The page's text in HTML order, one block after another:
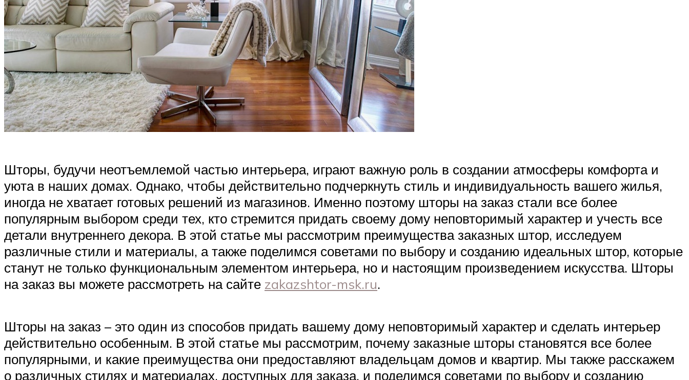
Шторы, будучи неотъемлемой частью интерьера, играют важную роль в создании атмосферы комфорта и
уюта в наших домах. Однако, чтобы действительно подчеркнуть стиль и индивидуальность вашего жилья,
иногда не хватает готовых решений из магазинов. Именно поэтому шторы на заказ стали все более
популярным выбором среди тех, кто стремится придать своему дому неповторимый характер и учесть все
детали внутреннего декора. В этой статье мы рассмотрим преимущества заказных штор, исследуем
различные стили и материалы, а также поделимся советами по выбору и созданию идеальных штор, которые
станут не только функциональным элементом интерьера, но и настоящим произведением искусства. Шторы
на заказ вы можете рассмотреть на сайте zakazshtor-msk.ru.
Шторы на заказ – это один из способов придать вашему дому неповторимый характер и сделать интерьер
действительно особенным. В этой статье мы рассмотрим, почему заказные шторы становятся все более
популярными, и какие преимущества они предоставляют владельцам домов и квартир. Мы также расскажем
о различных стилях и материалах, доступных для заказа, и поделимся советами по выбору и созданию